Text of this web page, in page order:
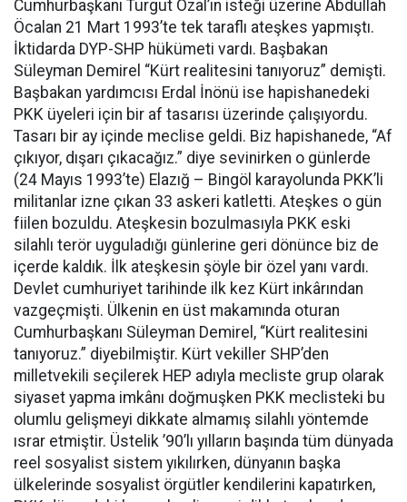
Cumhurbaşkanı Turgut Özal’ın isteği üzerine Abdullah
Öcalan 21 Mart 1993’te tek taraflı ateşkes yapmıştı.
İktidarda DYP-SHP hükümeti vardı. Başbakan
Süleyman Demirel “Kürt realitesini tanıyoruz” demişti.
Başbakan yardımcısı Erdal İnönü ise hapishanedeki
PKK üyeleri için bir af tasarısı üzerinde çalışıyordu.
Tasarı bir ay içinde meclise geldi. Biz hapishanede, “Af
çıkıyor, dışarı çıkacağız.” diye sevinirken o günlerde
(24 Mayıs 1993’te) Elazığ – Bingöl karayolunda PKK’li
militanlar izne çıkan 33 askeri katletti. Ateşkes o gün
fiilen bozuldu. Ateşkesin bozulmasıyla PKK eski
silahlı terör uyguladığı günlerine geri dönünce biz de
içerde kaldık. İlk ateşkesin şöyle bir özel yanı vardı.
Devlet cumhuriyet tarihinde ilk kez Kürt inkârından
vazgeçmişti. Ülkenin en üst makamında oturan
Cumhurbaşkanı Süleyman Demirel, “Kürt realitesini
tanıyoruz.” diyebilmiştir. Kürt vekiller SHP’den
milletvekili seçilerek HEP adıyla mecliste grup olarak
siyaset yapma imkânı doğmuşken PKK meclisteki bu
olumlu gelişmeyi dikkate almamış silahlı yöntemde
ısrar etmiştir. Üstelik ’90’lı yılların başında tüm dünyada
reel sosyalist sistem yıkılırken, dünyanın başka
ülkelerinde sosyalist örgütler kendilerini kapatırken,